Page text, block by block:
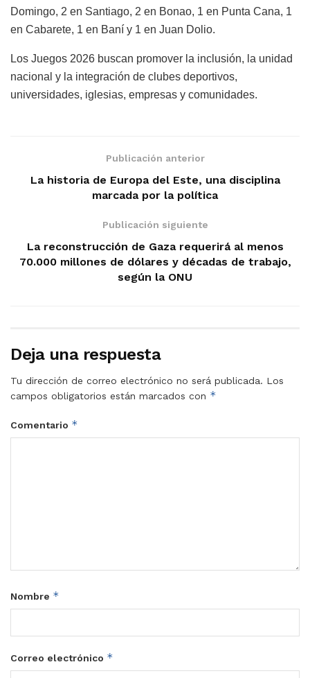
Domingo, 2 en Santiago, 2 en Bonao, 1 en Punta Cana, 1
en Cabarete, 1 en Baní y 1 en Juan Dolio.
Los Juegos 2026 buscan promover la inclusión, la unidad
nacional y la integración de clubes deportivos,
universidades, iglesias, empresas y comunidades.
Publicación anterior
La historia de Europa del Este, una disciplina
marcada por la política
Publicación siguiente
La reconstrucción de Gaza requerirá al menos
70.000 millones de dólares y décadas de trabajo,
según la ONU
Deja una respuesta
Tu dirección de correo electrónico no será publicada. Los
campos obligatorios están marcados con *
Comentario *
Nombre *
Correo electrónico *